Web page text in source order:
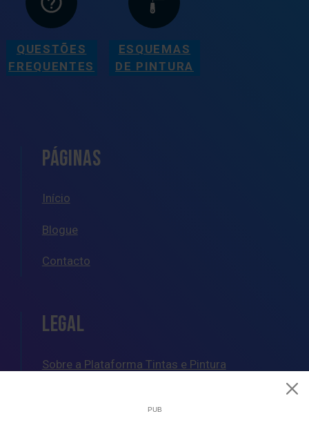
QUESTÕES
FREQUENTES
ESQUEMAS
DE PINTURA
PÁGINAS
Início
Blogue
Contacto
LEGAL
Sobre a Plataforma Tintas e Pintura